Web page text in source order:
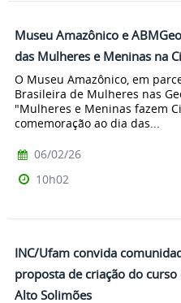
Museu Amazônico e
das Mulheres e Meninas na
O Museu Amazônico, em
Brasileira de Mulheres nas
"Mulheres e Meninas fazem
comemoração ao dia das...
06/02/26
10h02
INC/Ufam convida
proposta de criação do
Alto Solimões